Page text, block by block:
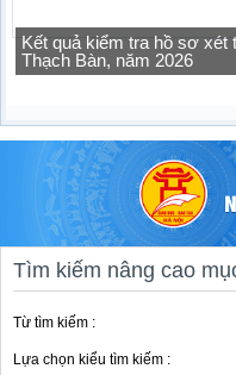
Kết quả kiểm tra hồ sơ
Thạch Bàn, năm 2026
Tìm kiếm nâng cao
Từ tìm kiếm :
Lựa chọn kiểu tìm kiếm :